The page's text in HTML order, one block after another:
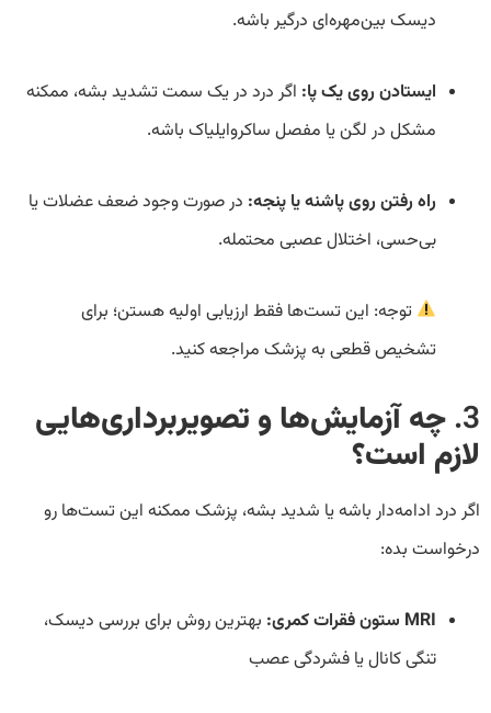
دیسک بین‌مهره‌ای درگیر باشه.
ایستادن روی یک پا: اگر درد در یک سمت تشدید بشه، ممکنه
مشکل در لگن یا مفصل ساکروایلیاک باشه.
راه رفتن روی پاشنه یا پنجه: در صورت وجود ضعف عضلات یا
بی‌حسی، اختلال عصبی محتمله.
توجه: این تست‌ها فقط ارزیابی اولیه هستن؛ برای
تشخیص قطعی به پزشک مراجعه کنید.
3. چه آزمایش‌ها و تصویربرداری‌هایی
لازم است؟
اگر درد ادامه‌دار باشه یا شدید بشه، پزشک ممکنه این تست‌ها رو
درخواست بده:
MRI ستون فقرات کمری:
بهترین روش برای بررسی دیسک،
تنگی کانال یا فشردگی عصب